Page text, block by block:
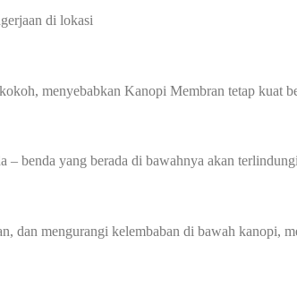
di lokasi
menyebabkan Kanopi Membran tetap kuat
– benda yang berada di bawahnya akan
dan mengurangi kelembaban di bawah kanopi,